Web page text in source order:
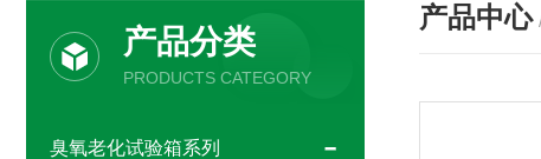
产品分类
PRODUCTS CATEGORY
臭氧老化试验箱系列
产品中心